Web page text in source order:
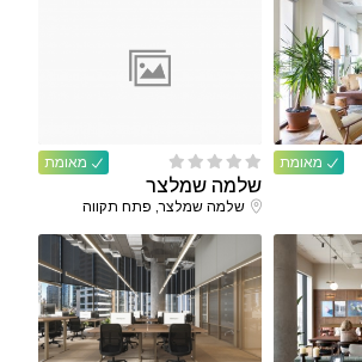
מאומת מאומת
שלמה שמלצר
שלמה שמלצר, פתח תקווה